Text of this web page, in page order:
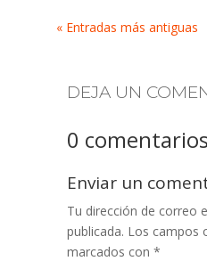
« Entradas más antiguas
DEJA UN
0 comentarios
Enviar un
Tu dirección de correo
publicada. Los campos
marcados con *